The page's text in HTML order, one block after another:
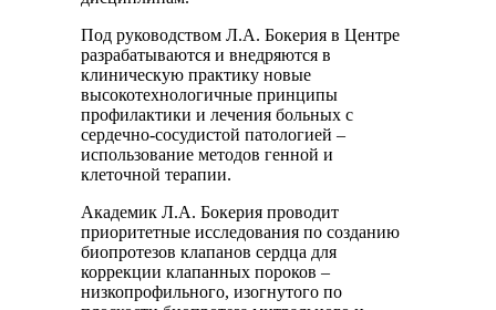
Под руководством Л.А. Бокерия в Центре
разрабатываются и внедряются в
клиническую практику новые
высокотехнологичные принципы
профилактики и лечения больных с
сердечно-сосудистой патологией –
использование методов генной и
клеточной терапии.
Академик Л.А. Бокерия проводит
приоритетные исследования по созданию
биопротезов клапанов сердца для
коррекции клапанных пороков –
низкопрофильного, изогнутого по